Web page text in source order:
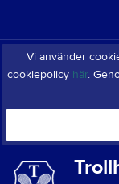
Vi använder
cookiepolicy här.